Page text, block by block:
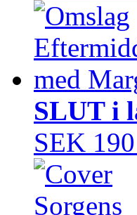
SLUT i
SEK 190